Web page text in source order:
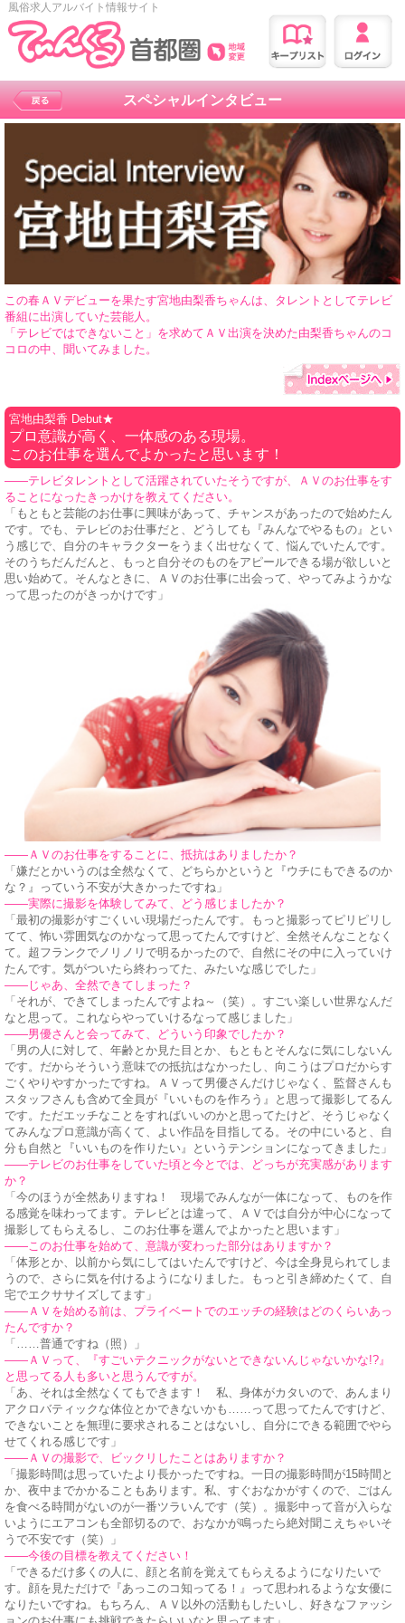
風俗求人アルバイト情報サイト
スペシャルインタビュー
この春ＡＶデビューを果たす宮地由梨香ちゃんは、タレントとしてテレビ
番組に出演していた芸能人。
「テレビではできないこと」を求めてＡＶ出演を決めた由梨香ちゃんのコ
コロの中、聞いてみました。
宮地由梨香 Debut★
プロ意識が高く、一体感のある現場。
このお仕事を選んでよかったと思います！
——テレビタレントとして活躍されていたそうですが、ＡＶのお仕事をす
ることになったきっかけを教えてください。
「もともと芸能のお仕事に興味があって、チャンスがあったので始めたん
です。でも、テレビのお仕事だと、どうしても『みんなでやるもの』とい
う感じで、自分のキャラクターをうまく出せなくて、悩んでいたんです。
そのうちだんだんと、もっと自分そのものをアピールできる場が欲しいと
思い始めて。そんなときに、ＡＶのお仕事に出会って、やってみようかな
って思ったのがきっかけです」
——ＡＶのお仕事をすることに、抵抗はありましたか？
「嫌だとかいうのは全然なくて、どちらかというと『ウチにもできるのか
な？』っていう不安が大きかったですね」
——実際に撮影を体験してみて、どう感じましたか？
「最初の撮影がすごくいい現場だったんです。もっと撮影ってピリピリし
てて、怖い雰囲気なのかなって思ってたんですけど、全然そんなことなく
て。超フランクでノリノリで明るかったので、自然にその中に入っていけ
たんです。気がついたら終わってた、みたいな感じでした」
——じゃあ、全然できてしまった？
「それが、できてしまったんですよね～（笑）。すごい楽しい世界なんだ
なと思って。これならやっていけるなって感じました」
——男優さんと会ってみて、どういう印象でしたか？
「男の人に対して、年齢とか見た目とか、もともとそんなに気にしないん
です。だからそういう意味での抵抗はなかったし、向こうはプロだからす
ごくやりやすかったですね。ＡＶって男優さんだけじゃなく、監督さんも
スタッフさんも含めて全員が『いいものを作ろう』と思って撮影してるん
です。ただエッチなことをすればいいのかと思ってたけど、そうじゃなく
てみんなプロ意識が高くて、よい作品を目指してる。その中にいると、自
分も自然と『いいものを作りたい』というテンションになってきました」
——テレビのお仕事をしていた頃と今とでは、どっちが充実感があります
か？
「今のほうが全然ありますね！ 現場でみんなが一体になって、ものを作
る感覚を味わってます。テレビとは違って、ＡＶでは自分が中心になって
撮影してもらえるし、このお仕事を選んでよかったと思います」
——このお仕事を始めて、意識が変わった部分はありますか？
「体形とか、以前から気にしてはいたんですけど、今は全身見られてしま
うので、さらに気を付けるようになりました。もっと引き締めたくて、自
宅でエクササイズしてます」
——ＡＶを始める前は、プライベートでのエッチの経験はどのくらいあっ
たんですか？
「……普通ですね（照）」
——ＡＶって、『すごいテクニックがないとできないんじゃないかな!?』
と思ってる人も多いと思うんですが。
「あ、それは全然なくてもできます！ 私、身体がカタいので、あんまり
アクロバティックな体位とかできないかも……って思ってたんですけど、
できないことを無理に要求されることはないし、自分にできる範囲でやら
せてくれる感じです」
——ＡＶの撮影で、ビックリしたことはありますか？
「撮影時間は思っていたより長かったですね。一日の撮影時間が15時間と
か、夜中までかかることもあります。私、すぐおなかがすくので、ごはん
を食べる時間がないのが一番ツラいんです（笑）。撮影中って音が入らな
いようにエアコンも全部切るので、おなかが鳴ったら絶対聞こえちゃいそ
うで不安です（笑）」
——今後の目標を教えてください！
「できるだけ多くの人に、顔と名前を覚えてもらえるようになりたいで
す。顔を見ただけで『あっこのコ知ってる！』って思われるような女優に
なりたいですね。もちろん、ＡＶ以外の活動もしたいし、好きなファッシ